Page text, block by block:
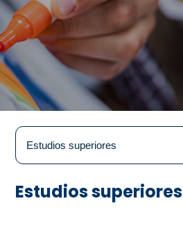
Estudios superiores